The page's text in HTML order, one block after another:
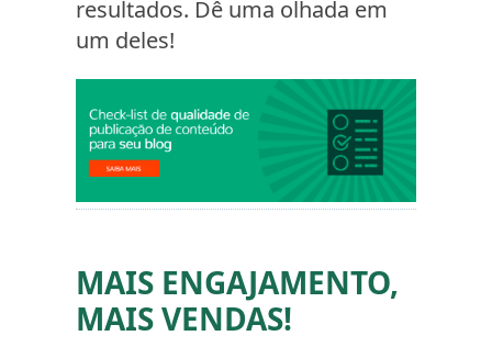
resultados. Dê uma olhada em
um deles!
MAIS ENGAJAMENTO,
MAIS VENDAS!